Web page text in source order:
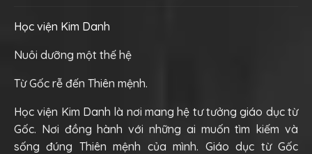
Học viện Kim Danh
Nuôi dưỡng một thế hệ
Từ Gốc rễ đến Thiên mệnh.
Học viện Kim Danh là nơi mang hệ tư tưởng giáo dục từ
Gốc. Nơi đồng hành với những ai muốn tìm kiếm và
sống đúng Thiên mệnh của mình. Giáo dục từ Gốc